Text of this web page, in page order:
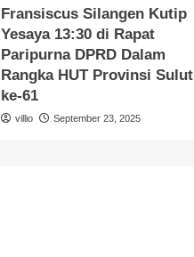
Fransiscus Silangen Kutip
Yesaya 13:30 di Rapat
Paripurna DPRD Dalam
Rangka HUT Provinsi Sulut
ke-61
villio September 23, 2025